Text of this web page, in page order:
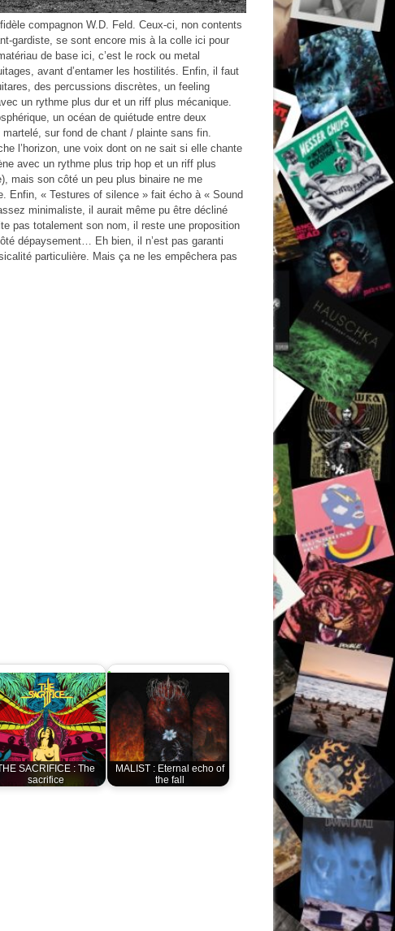
compagnon W.D. Feld. Ceux-ci, non contents
gardiste, se sont encore mis à la colle ici pour
de base ici, c’est le rock ou metal
avant d’entamer les hostilités. Enfin, il faut
des percussions discrètes, un feeling
un rythme plus dur et un riff plus mécanique.
un océan de quiétude entre deux
sur fond de chant / plainte sans fin.
l’horizon, une voix dont on ne sait si elle chante
avec un rythme plus trip hop et un riff plus
mais son côté un peu plus binaire ne me
Enfin, « Testures of silence » fait écho à « Sound
minimaliste, il aurait même pu être décliné
pas totalement son nom, il reste une proposition
dépaysement… Eh bien, il n’est pas garanti
particulière. Mais ça ne les empêchera pas
SACRIFICE : The
sacrifice
MALIST : Eternal echo of
the fall